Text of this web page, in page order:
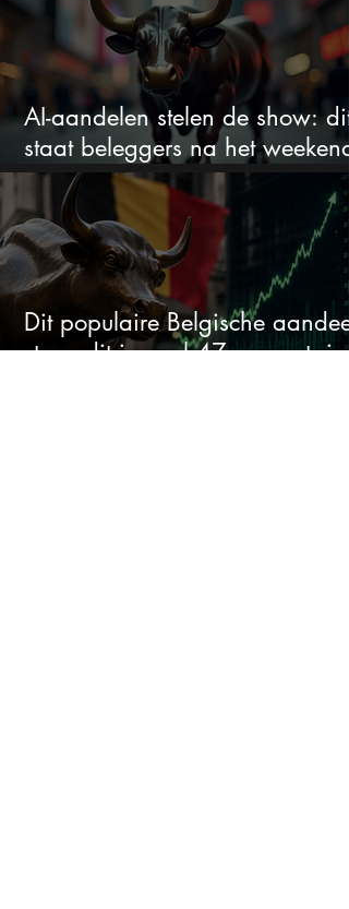
AI-aandelen stelen de show: dit
staat beleggers na het weekend
te wachten
Dit populaire Belgische aandeel
steeg dit jaar al 47 procent: is